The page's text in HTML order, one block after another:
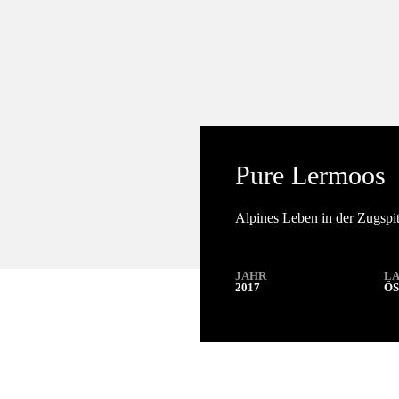
Pure Lermoos
Alpines Leben in der
JAHR
2017